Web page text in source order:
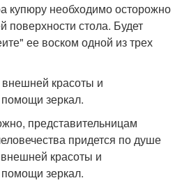
купюру необходимо осторожно
поверхности стола. Будет
ее воском одной из трех
красоты и
зеркал.
представительницам
придется по душе
красоты и
зеркал.